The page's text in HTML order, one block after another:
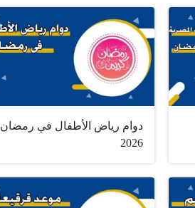
دوام رياض الأطفال في رمضان
2026